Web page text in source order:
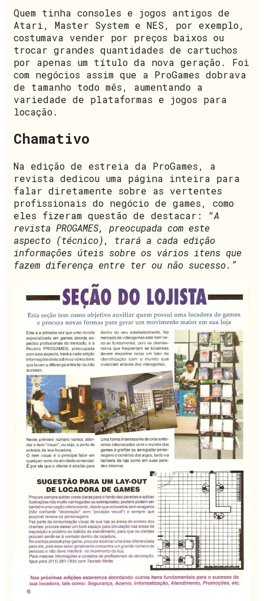
Quem tinha consoles e jogos antigos de
Atari, Master System e NES, por exemplo,
costumava vender por preços baixos ou
trocar grandes quantidades de cartuchos
por apenas um título da nova geração. Foi
com negócios assim que a ProGames dobrava
de tamanho todo mês, aumentando a
variedade de plataformas e jogos para
locação.
Chamativo
Na edição de estreia da ProGames, a
revista dedicou uma página inteira para
falar diretamente sobre as vertentes
profissionais do negócio de games, como
eles fizeram questão de destacar: “A
revista PROGAMES, preocupada com este
aspecto (técnico), trará a cada edição
informações úteis sobre os vários itens que
fazem diferença entre ter ou não sucesso.”